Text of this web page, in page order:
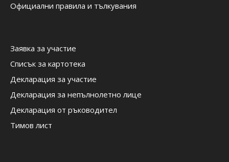
Официални правила и тълкувания
Заявка за участие
Списък за картотека
Декларация за участие
Декларация за непълнолетно лице
Декларация от ръководител
Тимов лист